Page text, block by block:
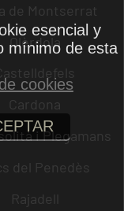
de Montserrat
Olèrdola
Cardona
i Plegamans
del Penedès
Rajadell
esencial y
mínimo de esta
cookies